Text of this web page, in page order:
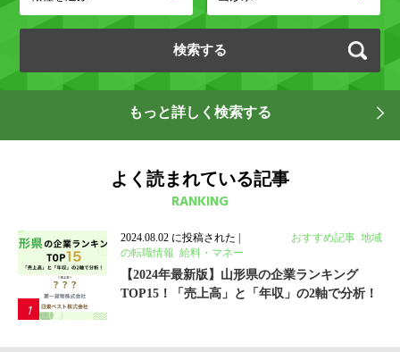
もっと詳しく検索する
よく読まれている記事
RANKING
2024.08.02 に投稿された おすすめ記事 地域
の転職情報 給料・マネー
【2024年最新版】山形県の企業ランキング
TOP15！「売上高」と「年収」の2軸で分析！